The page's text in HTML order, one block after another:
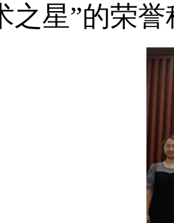
之星”的荣